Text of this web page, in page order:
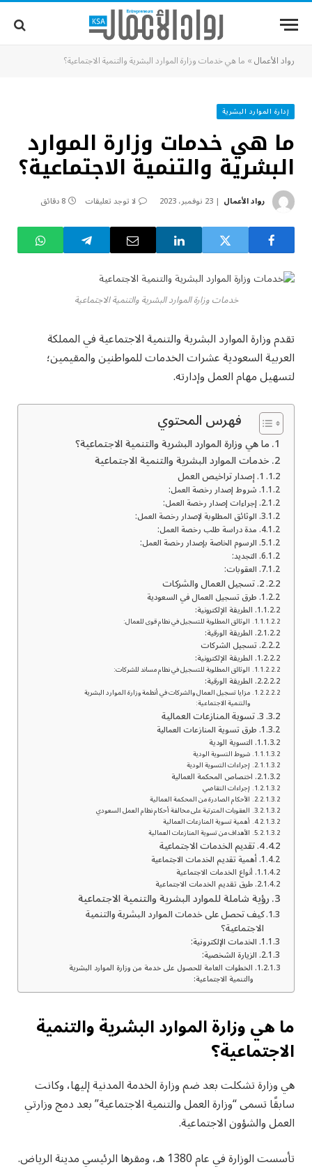
رواد الأعمال» ما هي خدمات وزارة الموارد البشرية والتنمية الاجتماعية؟
إدارة الموارد البشرية
ما هي خدمات وزارة الموارد
البشرية والتنمية الاجتماعية؟
رواد الأعمال 23 نوفمبر، 2023 لا توجد تعليقات 8 دقائق
خدمات وزارة الموارد البشرية والتنمية الاجتماعية
تقدم وزارة الموارد البشرية والتنمية الاجتماعية في المملكة
العربية السعودية عشرات الخدمات للمواطنين والمقيمين؛
لتسهيل مهام العمل وإدارته.
فهرس المحتوي
ما هي وزارة الموارد البشرية والتنمية الاجتماعية؟
خدمات الموارد البشرية والتنمية الاجتماعية
1. إصدار تراخيص العمل
شروط إصدار رخصة العمل:
إجراءات إصدار رخصة العمل:
الوثائق المطلوبة لإصدار رخصة العمل:
مدة دراسة طلب رخصة العمل:
الرسوم الخاصة بإصدار رخصة العمل:
التجديد:
العقوبات:
2. تسجيل العمال والشركات
طرق تسجيل العمال في السعودية
الطريقة الإلكترونية:
الوثائق المطلوبة للتسجيل في نظام قوى للعمال:
الطريقة الورقية:
تسجيل الشركات
الطريقة الإلكترونية:
الوثائق المطلوبة للتسجيل في نظام مساند للشركات:
الطريقة الورقية:
مزايا تسجيل العمال والشركات في أنظمة وزارة الموارد البشرية
والتنمية الاجتماعية:
3. تسوية المنازعات العمالية
طرق تسوية المنازعات العمالية
التسوية الودية
شروط التسوية الودية
إجراءات التسوية الودية
اختصاص المحكمة العمالية
إجراءات التقاضي
الأحكام الصادرة من المحكمة العمالية
العقوبات المترتبة على مخالفة أحكام نظام العمل السعودي
أهمية تسوية المنازعات العمالية
الأهداف من تسوية المنازعات العمالية
4. تقديم الخدمات الاجتماعية
أهمية تقديم الخدمات الاجتماعية
أنواع الخدمات الاجتماعية
طرق تقديم الخدمات الاجتماعية
رؤية شاملة للموارد البشرية والتنمية الاجتماعية
كيف تحصل على خدمات الموارد البشرية والتنمية
الاجتماعية؟
الخدمات الإلكترونية:
الزيارة الشخصية:
الخطوات العامة للحصول على خدمة من وزارة الموارد البشرية
والتنمية الاجتماعية:
ما هي وزارة الموارد البشرية والتنمية
الاجتماعية؟
هي وزارة تشكلت بعد ضم وزارة الخدمة المدنية إليها، وكانت
سابقًا تسمى “وزارة العمل والتنمية الاجتماعية” بعد دمج وزارتي
العمل والشؤون الاجتماعية.
تأسست الوزارة في عام 1380 هـ، ومقرها الرئيسي مدينة الرياض.